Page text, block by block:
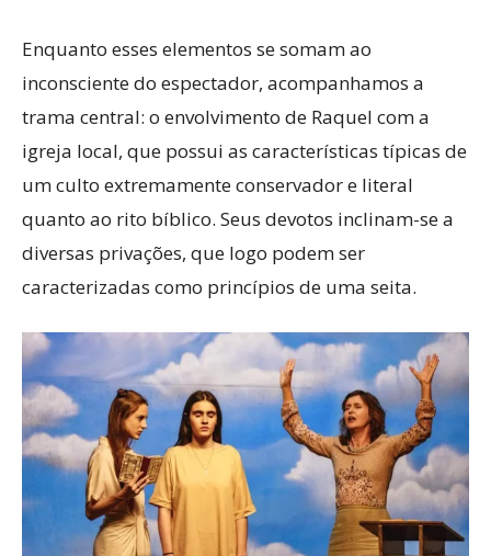
Enquanto esses elementos se somam ao
inconsciente do espectador, acompanhamos a
trama central: o envolvimento de Raquel com a
igreja local, que possui as características típicas de
um culto extremamente conservador e literal
quanto ao rito bíblico. Seus devotos inclinam-se a
diversas privações, que logo podem ser
caracterizadas como princípios de uma seita.